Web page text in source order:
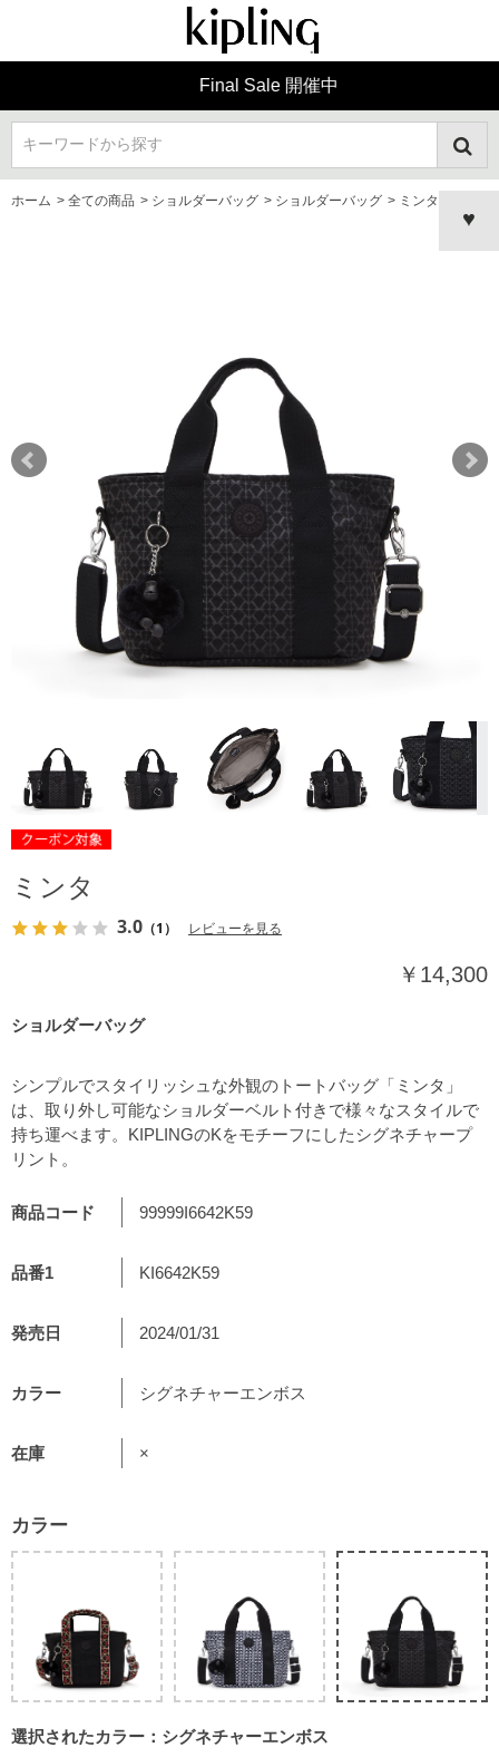
Final Sale 開催中
キーワードから探す
ホーム > 全ての商品 > ショルダーバッグ > ショルダーバッグ > ミンタ
ミンタ
3.0 （1） レビューを見る
ショルダーバッグ
￥14,300
商品コード 99999I6642K59
品番1 KI6642K59
発売日 2024/01/31
カラー シグネチャーエンボス
在庫 ×
カラー
選択されたカラー：シグネチャーエンボス
シンプルでスタイリッシュな外観のトートバッグ「ミンタ」
は、取り外し可能なショルダーベルト付きで様々なスタイルで
持ち運べます。KIPLINGのKをモチーフにしたシグネチャープ
リント。